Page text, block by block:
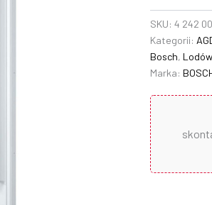
SKU: 4 242
Kategorii:
Bosch,
Marka: